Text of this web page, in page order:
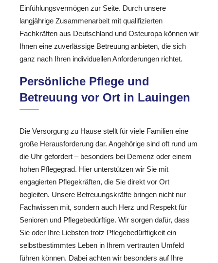
Einfühlungsvermögen zur Seite. Durch unsere
langjährige Zusammenarbeit mit qualifizierten
Fachkräften aus Deutschland und Osteuropa können wir
Ihnen eine zuverlässige Betreuung anbieten, die sich
ganz nach Ihren individuellen Anforderungen richtet.
Persönliche Pflege und
Betreuung vor Ort in Lauingen
Die Versorgung zu Hause stellt für viele Familien eine
große Herausforderung dar. Angehörige sind oft rund um
die Uhr gefordert – besonders bei Demenz oder einem
hohen Pflegegrad. Hier unterstützen wir Sie mit
engagierten Pflegekräften, die Sie direkt vor Ort
begleiten. Unsere Betreuungskräfte bringen nicht nur
Fachwissen mit, sondern auch Herz und Respekt für
Senioren und Pflegebedürftige. Wir sorgen dafür, dass
Sie oder Ihre Liebsten trotz Pflegebedürftigkeit ein
selbstbestimmtes Leben in Ihrem vertrauten Umfeld
führen können. Dabei achten wir besonders auf Ihre